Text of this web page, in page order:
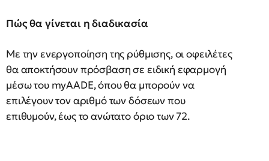
Πώς θα γίνεται η διαδικασία
Με την ενεργοποίηση της ρύθμισης, οι οφειλέτες
θα αποκτήσουν πρόσβαση σε ειδική εφαρμογή
μέσω του myAADE, όπου θα μπορούν να
επιλέγουν τον αριθμό των δόσεων που
επιθυμούν, έως το ανώτατο όριο των 72.